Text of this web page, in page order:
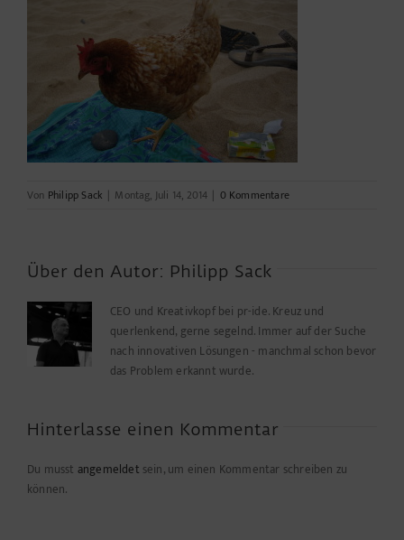
Von Philipp Sack | Montag, Juli 14, 2014 | 0 Kommentare
Über den Autor: Philipp Sack
CEO und Kreativkopf bei pr-ide. Kreuz und
querlenkend, gerne segelnd. Immer auf der Suche
nach innovativen Lösungen - manchmal schon bevor
das Problem erkannt wurde.
Hinterlasse einen Kommentar
Du musst angemeldet sein, um einen Kommentar schreiben zu
können.